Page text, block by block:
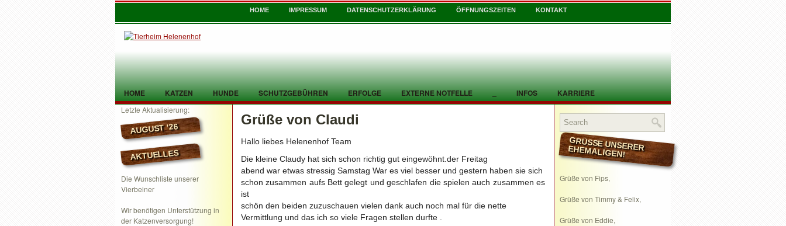
HOME IMPRESSUM DATENSCHUTZERKLÄRUNG ÖFFNUNGSZEITEN KONTAKT
HOME KATZEN HUNDE SCHUTZGEBÜHREN ERFOLGE EXTERNE NOTFELLE _ INFOS KARRIERE
TIER GEFUNDEN KONTAKT
Letzte Aktualisierung:
AUGUST ’26
AKTUELLES
Die Wunschliste unserer
Vierbeiner
Wir benötigen Unterstützung in
der Katzenversorgung!
Grüße von Claudi
Hallo liebes Helenenhof Team
Die kleine Claudy hat sich schon richtig gut eingewöhnt.der Freitag
abend war etwas stressig Samstag War es viel besser und gestern haben sie sich
schon zusammen aufs Bett gelegt und geschlafen die spielen auch zusammen es
ist
schön den beiden zuzuschauen vielen dank auch noch mal für die nette
Vermittlung und das ich so viele Fragen stellen durfte .
GRÜSSE UNSERER EHEMALIGEN!
Grüße von Fips,
Grüße von Timmy & Felix,
Grüße von Eddie,